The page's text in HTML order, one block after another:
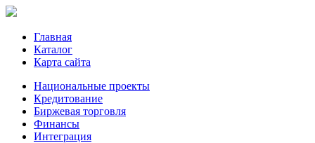
Главная
Каталог
Карта сайта
Национальные проекты
Кредитование
Биржевая торговля
Финансы
Интеграция